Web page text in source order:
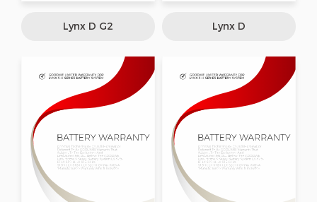
Lynx D G2 Lynx D